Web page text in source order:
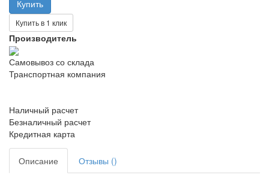
Купить в 1 клик
Производитель
Самовывоз со склада
Транспортная компания
Наличный расчет
Безналичный расчет
Кредитная карта
Описание Отзывы ()